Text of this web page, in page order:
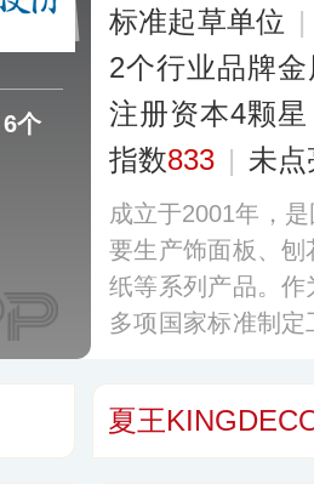
6个
标准起草单位 |
2个行业品牌
注册资本4颗星
指数833 | 未
成立于2001年，
要生产饰面板、
纸等系列产品。
多项国家标准制
检测标准的要求。
夏王